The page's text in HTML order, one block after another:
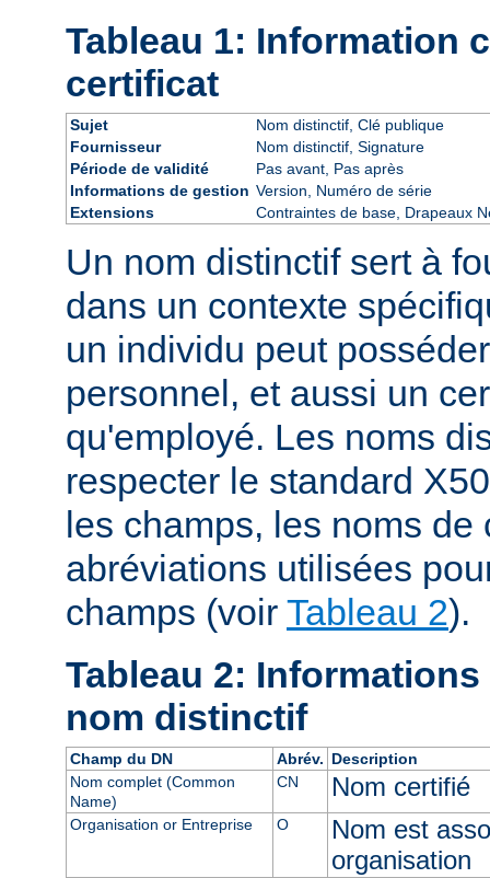
Tableau 1: Information
certificat
Sujet
Nom distinctif, Clé publique
Fournisseur
Nom distinctif, Signature
Période de validité
Pas avant, Pas après
Informations de gestion Version, Numéro de série
Extensions
Contraintes de base, Drapeaux
Un nom distinctif sert à
dans un contexte
un individu peut
personnel, et aussi un
qu'employé. Les noms
respecter le standard
les champs, les noms de
abréviations utilisées
champs (voir Tableau 2).
Tableau 2:
nom distinctif
Champ du DN Abrév. Description
Nom complet (Common
Name)
CN Nom certifié
Organisation or Entreprise O
Nom est
organisation